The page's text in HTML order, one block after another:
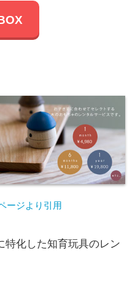
ージより引用
特化した知育玩具のレン